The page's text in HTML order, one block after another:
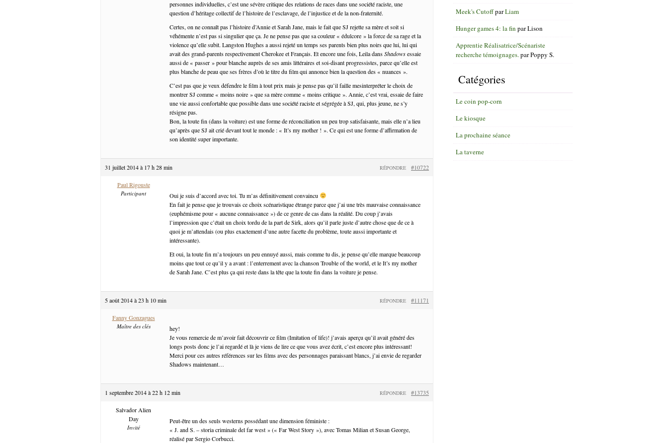
personnes individuelles, c’est une sévère critique des relations de races dans une société raciste, une
question d’héritage collectif de l’histoire de l’esclavage, de l’injustice et de la non-fraternité.
Certes, on ne connaît pas l’histoire d’Annie et Sarah Jane, mais le fait que SJ rejette sa mère et soit si
véhémente n’est pas si singulier que ça. Je ne pense pas que sa couleur « édulcore » la force de sa rage et la
violence qu’elle subit. Langston Hughes a aussi rejeté un temps ses parents bien plus noirs que lui, lui qui
avait des grand-parents respectivement Cherokee et Français. Et encore une fois, Leila dansShadowsessaie
aussi de « passer » pour blanche auprès de ses amis littéraires et soi-disant progressistes, parce qu’elle est
plus blanche de peau que ses frères d’où le titre du film qui annonce bien la question des « nuances ».
C’est pas que je veux défendre le film à tout prix mais je pense pas qu’il faille mesinterpréter le choix de
montrer SJ comme « moins noire » que sa mère comme « moins critique ». Annie, c’est vrai, essaie de faire
une vie aussi confortable que possible dans une société raciste et ségrégée à SJ, qui, plus jeune, ne s’y
résigne pas.
Bon, la toute fin (dans la voiture) est une forme de réconciliation un peu trop satisfaisante, mais elle n’a lieu
qu’après que SJ ait crié devant tout le monde : « It’s my mother ! ». Ce qui est une forme d’affirmation de
son identité super importante.
31 juillet 2014 à 17 h 28 min #10722
RÉPONDRE
Paul Rigouste
Participant
Oui je suis d’accord avec toi. Tu m’as définitivement convaincu
En fait je pense que je trouvais ce choix scénaristique étrange parce que j’ai une très mauvaise connaissance
(euphémisme pour « aucune connaissance ») de ce genre de cas dans la réalité. Du coup j’avais
l’impression que c’était un choix tordu de la part de Sirk, alors qu’il parle juste d’autre chose que de ce à
quoi je m’attendais (ou plus exactement d’une autre facette du problème, toute aussi importante et
intéressante).
Et oui, la toute fin m’a toujours un peu ennuyé aussi, mais comme tu dis, je pense qu’elle marque beaucoup
moins que tout ce qu’il y a avant : l’enterrement avec la chanson Trouble of the world, et le It’s my mother
de Sarah Jane. C’est plus ça qui reste dans la tête que la toute fin dans la voiture je pense.
5 août 2014 à 23 h 10 min #11171
RÉPONDRE
Fanny Gonzagues
Maître des clés
hey!
Je vous remercie de m’avoir fait découvrir ce film (Imitation of life)! j’avais aperçu qu’il avait généré des
longs posts donc je l’ai regardé et là je viens de lire ce que vous avez écrit, c’est encore plus intéressant!
Merci pour ces autres références sur les films avec des personnages paraissant blancs, j’ai envie de regarder
Shadows maintenant…
1 septembre 2014 à 22 h 12 min #13735
RÉPONDRE
Salvador Alien
Day
Invité
Peut-être un des seuls westerns possédant une dimension féministe :
« J. and S. – storia criminale del far west » (« Far West Story »), avec Tomas Milian et Susan George,
réalisé par Sergio Corbucci.
Meek's CutoffparLiam
Hunger games 4: la fin parLison
Apprentie Réalisatrice/Scénariste
recherche témoignages. parPoppy S.
Catégories
Le coin pop-corn
Le kiosque
La prochaine séance
La taverne